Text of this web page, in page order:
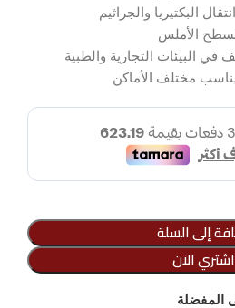
البكتيريا والجراثيم
الأملس
البيئات التجارية والطبية
مختلف الأماكن
إلى السلة
اشتري الآن
المفضلة